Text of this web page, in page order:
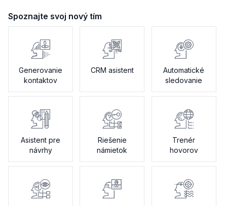
Spoznajte svoj nový tím
Generovanie
kontaktov
CRM asistent
Automatické
sledovanie
Asistent pre
návrhy
Riešenie
námietok
Trenér
hovorov